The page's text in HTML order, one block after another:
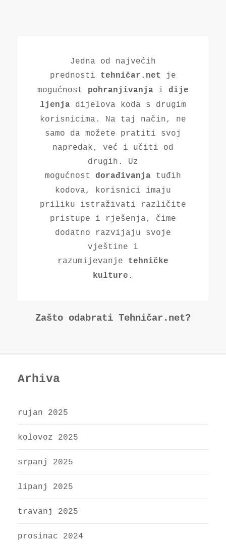
Jedna od najvećih
prednosti tehničar.net
je
mogućnost pohranjivanja i dije
ljenja dijelova koda s drugim
korisnicima. Na taj način, ne
samo da možete pratiti svoj
napredak, već i učiti od
drugih. Uz
mogućnost dorađivanja tuđih
kodova, korisnici imaju
priliku istraživati različite
pristupe i rješenja, čime
dodatno razvijaju svoje
vještine i
razumijevanje tehničke
kulture .
Zašto odabrati Tehničar.net?
Arhiva
rujan 2025
kolovoz 2025
srpanj 2025
lipanj 2025
travanj 2025
prosinac 2024